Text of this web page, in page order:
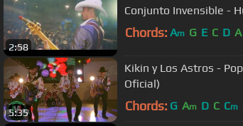
2:58
Conjunto Invensible -
Chords: Am G E C D A
5:35
Kikin y Los Astros -
Oficial)
Chords: G Am D C Cm